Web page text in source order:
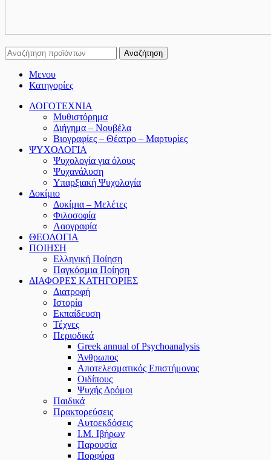
Αναζήτηση
Μενου
Κατηγορίες
ΛΟΓΟΤΕΧΝΙΑ
Μυθιστόρημα
Διήγημα – Νουβέλα
Βιογραφίες – Θέατρο – Μαρτυρίες
ΨΥΧΟΛΟΓΙΑ
Ψυχολογία για όλους
Ψυχανάλυση
Υπαρξιακή Ψυχολογία
Δοκίμιο
Δοκίμια – Μελέτες
Φιλοσοφία
Λαογραφία
ΘΕΟΛΟΓΙΑ
ΠΟΙΗΣΗ
Ελληνική Ποίηση
Παγκόσμια Ποίηση
ΔΙΑΦΟΡΕΣ ΚΑΤΗΓΟΡΙΕΣ
Διατροφή
Ιστορία
Εκπαίδευση
Τέχνες
Περιοδικά
Greek annual of Psychoanalysis
Άνθρωπος
Αποτελεσματικός Επιστήμονας
Οιδίπους
Ψυχής Δρόμοι
Παιδικά
Πρακτoρεύσεις
Αυτοεκδόσεις
Ι.Μ. Ιβήρων
Παρουσία
Πορφύρα